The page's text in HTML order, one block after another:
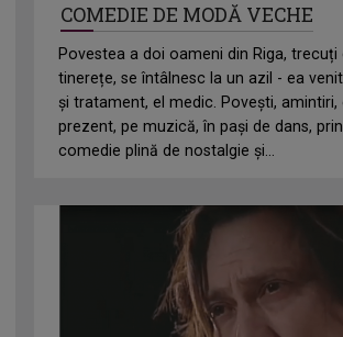
COMEDIE DE MODĂ VECHE
Povestea a doi oameni din Riga, trecuți
tinerețe, se întâlnesc la un azil - ea
și tratament, el medic. Povești, amintiri,
prezent, pe muzică, în pași de dans,
comedie plină de nostalgie și...